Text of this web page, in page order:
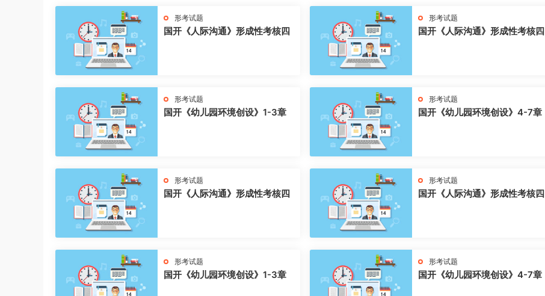
形考试题
国开《人际沟通》形成性考核四
形考试题
国开《人际沟通》形成性考核四
形考试题
国开《幼儿园环境创设》1-3章
形考试题
国开《幼儿园环境创设》4-7章
形考试题
国开《人际沟通》形成性考核四
形考试题
国开《人际沟通》形成性考核四
形考试题
国开《幼儿园环境创设》1-3章
形考试题
国开《幼儿园环境创设》4-7章